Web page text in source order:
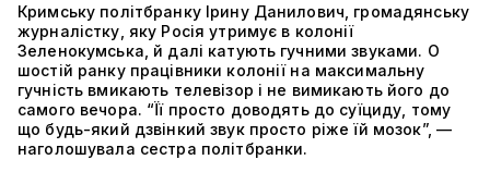
Кримську політбранку Ірину Данилович, громадянську
журналістку, яку Росія утримує в колонії
Зеленокумська, й далі катують гучними звуками. О
шостій ранку працівники колонії на максимальну
гучність вмикають телевізор і не вимикають його до
самого вечора. “Її просто доводять до суїциду, тому
що будь-який дзвінкий звук просто ріже їй мозок”, —
наголошувала сестра політбранки.